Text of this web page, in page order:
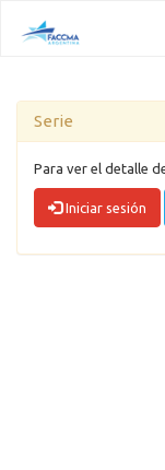
Serie
Para ver el detalle
Iniciar sesión